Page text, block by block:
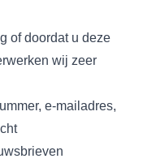
of doordat u deze
wij zeer
e-mailadres,